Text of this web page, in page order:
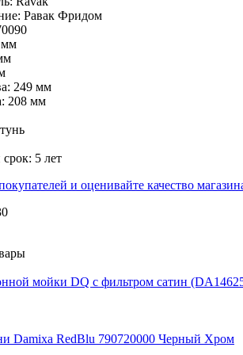
Равак Фридом
249 мм
208 мм
5 лет
мойки DQ с фильтром сатин
Damixa RedBlu 790720000 Черный Хром